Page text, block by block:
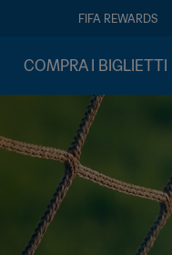
FIFA REWARDS
COMPRA I BIGLIETTI